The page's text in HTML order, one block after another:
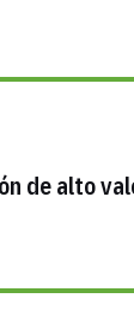
de alto